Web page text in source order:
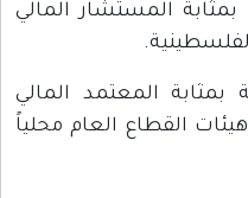
المستشار المالي
المعتمد المالي
القطاع العام محلياً